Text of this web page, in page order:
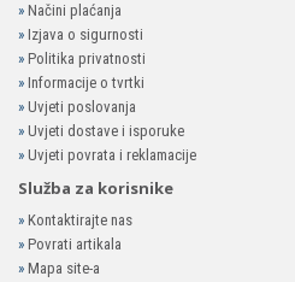
» Načini plaćanja
» Izjava o sigurnosti
» Politika privatnosti
» Informacije o tvrtki
» Uvjeti poslovanja
» Uvjeti dostave i isporuke
» Uvjeti povrata i reklamacije
Služba za korisnike
» Kontaktirajte nas
» Povrati artikala
» Mapa site-a